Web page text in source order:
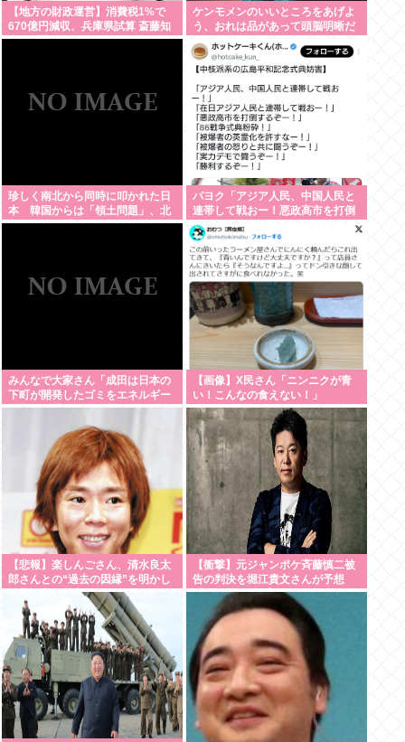
【地方の財政運営】消費税1%で
670億円減収、兵庫県試算 斎藤知
事が補塡求める
ケンモメンのいいところをあげよ
う、おれは品があって頭脳明晰だ
とおもう
珍しく南北から同時に叩かれた日
本 韓国からは「領土問題」、北
朝鮮からは「トマホーク発射」で
パヨク「アジア人民、中国人民と
連帯して戦おー！悪政高市を打倒
するぞー！」
みんなで大家さん「成田は日本の
下町が開発したゴミをエネルギー
に変える技術と核融合発電を使う
のでエコで高い資産価値があり利
【画像】X民さん「ニンニクが青
い！こんなの食えない！」
【悲報】楽しんごさん、清水良太
郎さんとの“過去の因縁”を明かし
た落語家に苦言もSNSで不信の
目・・・・・・・・・
【衝撃】元ジャンポケ斉藤慎二被
告の判決を堀江貴文さんが予想
「僕は懲役4年求刑で2年6か月の
実刑だった
が…」・・・・・・・・・